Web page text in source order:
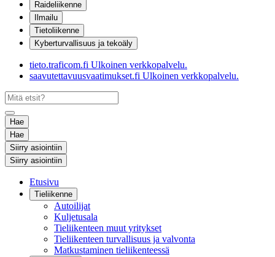
Raideliikenne
Ilmailu
Tietoliikenne
Kyberturvallisuus ja tekoäly
tieto.traficom.fi Ulkoinen verkkopalvelu.
saavutettavuusvaatimukset.fi Ulkoinen verkkopalvelu.
Hae
Hae
Siirry asiointiin
Siirry asiointiin
Etusivu
Tieliikenne
Autoilijat
Kuljetusala
Tieliikenteen muut yritykset
Tieliikenteen turvallisuus ja valvonta
Matkustaminen tieliikenteessä